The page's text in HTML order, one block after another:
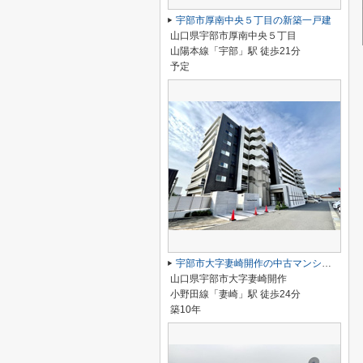
宇部市厚南中央５丁目の新築一戸建
山口県宇部市厚南中央５丁目
山陽本線「宇部」駅 徒歩21分
予定
宇部市大字妻崎開作の中古マンション
山口県宇部市大字妻崎開作
小野田線「妻崎」駅 徒歩24分
築10年